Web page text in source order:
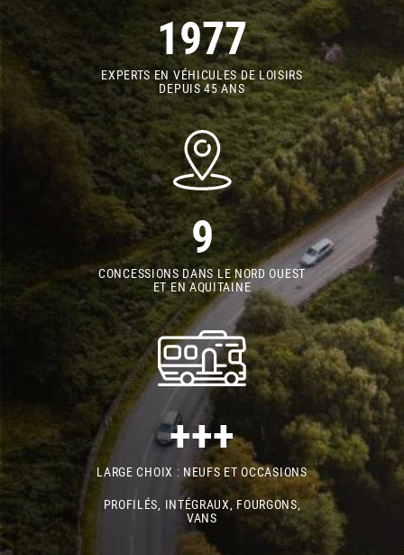
1977
EXPERTS EN VÉHICULES DE LOISIRS
DEPUIS 45 ANS
9
CONCESSIONS DANS LE NORD OUEST
ET EN AQUITAINE
+++
LARGE CHOIX : NEUFS ET OCCASIONS
PROFILÉS, INTÉGRAUX, FOURGONS,
VANS